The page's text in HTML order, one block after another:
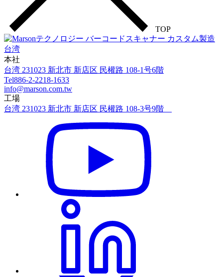
TOP
本社
台湾 231023 新北市 新店区 民權路 108-1号6階
Tel886-2-2218-1633
info@marson.com.tw
工場
台湾 231023 新北市 新店区 民權路 108-3号9階